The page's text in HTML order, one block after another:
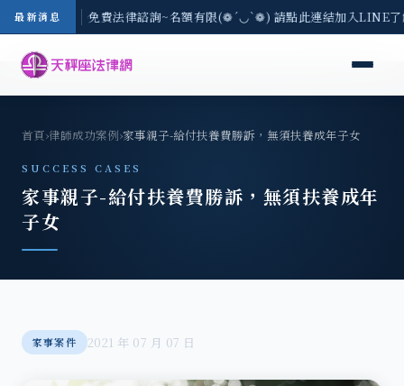
最新消息
-8/3(一) 現場免費法律諮詢~名額有限(❁´◡`❁) 請點此連結加入LINE
首頁›律師成功案例›家事親子-給付扶養費勝訴，無須扶養成年子女
SUCCESS CASES
家事親子-給付扶養費勝訴，無須扶養成年
子女
家事案件 2021 年 07 月 07 日